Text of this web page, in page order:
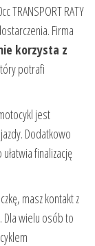
TRANSPORT RATY
Firma
korzysta z
potrafi
jest
Dodatkowo
ułatwia finalizację
masz kontakt z
Dla wielu osób to